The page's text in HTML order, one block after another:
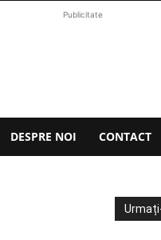
Publicitate
DESPRE NOI CONTACT